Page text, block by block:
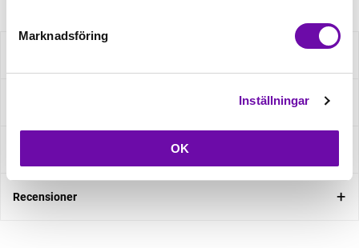
Marknadsföring
Inställningar
OK
Recensioner